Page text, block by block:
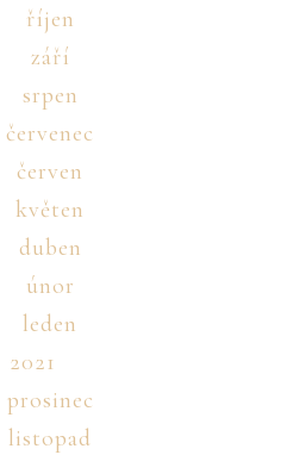
říjen
září
srpen
červenec
červen
květen
duben
únor
leden
2021
prosinec
listopad